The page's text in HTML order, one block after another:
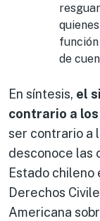
de
En síntesis, el
contrario a
ser contrario a
desconoce las
Estado
Derechos
Americana